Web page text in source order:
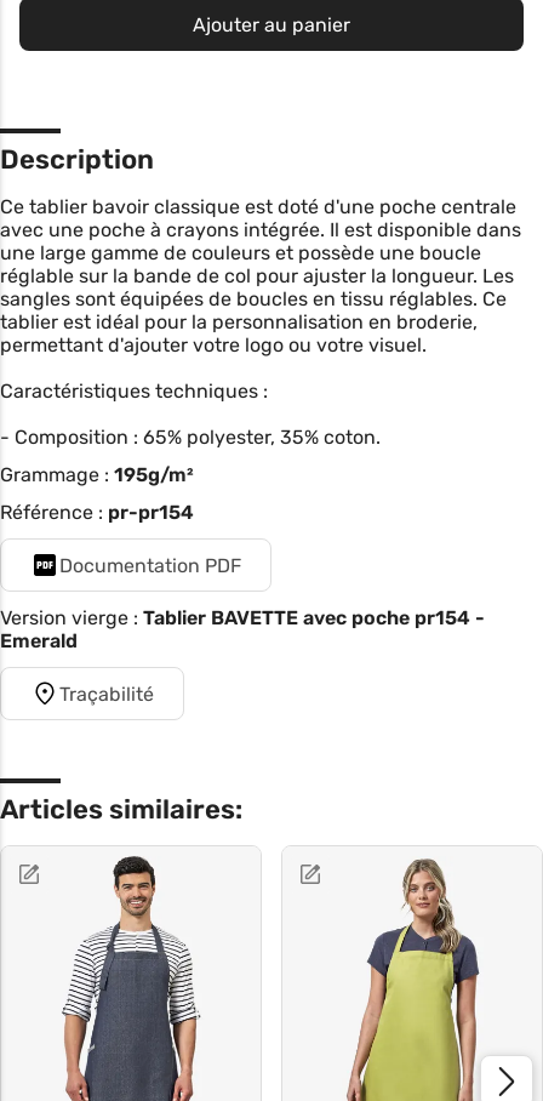
Ajouter au panier
Description
Ce tablier bavoir classique est doté d'une poche centrale
avec une poche à crayons intégrée. Il est disponible dans
une large gamme de couleurs et possède une boucle
réglable sur la bande de col pour ajuster la longueur. Les
sangles sont équipées de boucles en tissu réglables. Ce
tablier est idéal pour la personnalisation en broderie,
permettant d'ajouter votre logo ou votre visuel.
Caractéristiques techniques :
- Composition : 65% polyester, 35% coton.
Grammage : 195g/m²
Référence : pr-pr154
Documentation PDF
Version vierge : Tablier BAVETTE avec poche pr154 -
Emerald
Traçabilité
Articles similaires: